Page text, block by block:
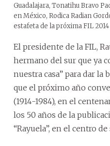
Guadalajara, Tonatihu Bravo
en México, Rodica Radian
estafeta de la próxima FIL 2014
El presidente de la FIL,
hermano del sur que ya
nuestra casa” para dar la
que el próximo año
(1914-1984), en el
los 50 años de la
“Rayuela”, en el centro